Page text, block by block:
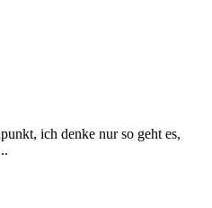
ich denke nur so geht es,